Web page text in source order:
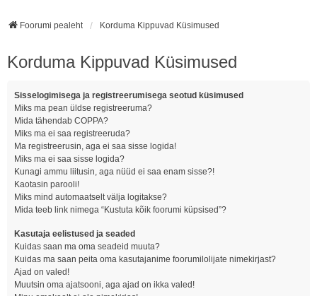
Foorumi pealeht Korduma Kippuvad Küsimused
Korduma Kippuvad Küsimused
Sisselogimisega ja registreerumisega seotud küsimused
Miks ma pean üldse registreeruma?
Mida tähendab COPPA?
Miks ma ei saa registreeruda?
Ma registreerusin, aga ei saa sisse logida!
Miks ma ei saa sisse logida?
Kunagi ammu liitusin, aga nüüd ei saa enam sisse?!
Kaotasin parooli!
Miks mind automaatselt välja logitakse?
Mida teeb link nimega “Kustuta kõik foorumi küpsised”?
Kasutaja eelistused ja seaded
Kuidas saan ma oma seadeid muuta?
Kuidas ma saan peita oma kasutajanime foorumilolijate nimekirjast?
Ajad on valed!
Muutsin oma ajatsooni, aga ajad on ikka valed!